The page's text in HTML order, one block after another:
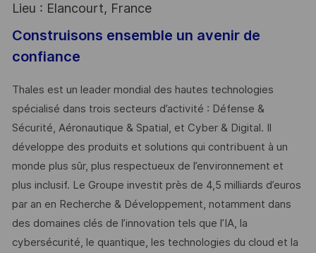
Lieu : Elancourt, France
Construisons ensemble un avenir de
confiance
Thales est un leader mondial des hautes technologies
spécialisé dans trois secteurs d’activité : Défense &
Sécurité, Aéronautique & Spatial, et Cyber & Digital. Il
développe des produits et solutions qui contribuent à un
monde plus sûr, plus respectueux de l’environnement et
plus inclusif. Le Groupe investit près de 4,5 milliards d’euros
par an en Recherche & Développement, notamment dans
des domaines clés de l’innovation tels que l’IA, la
cybersécurité, le quantique, les technologies du cloud et la